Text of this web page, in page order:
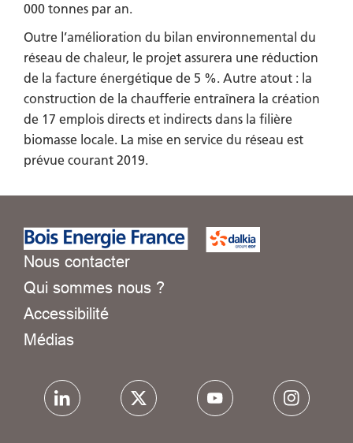
000 tonnes par an.
Outre l’amélioration du bilan environnemental du
réseau de chaleur, le projet assurera une réduction
de la facture énergétique de 5 %. Autre atout : la
construction de la chaufferie entraînera la création
de 17 emplois directs et indirects dans la filière
biomasse locale. La mise en service du réseau est
prévue courant 2019.
Nous contacter
Qui sommes nous ?
Accessibilité
Médias